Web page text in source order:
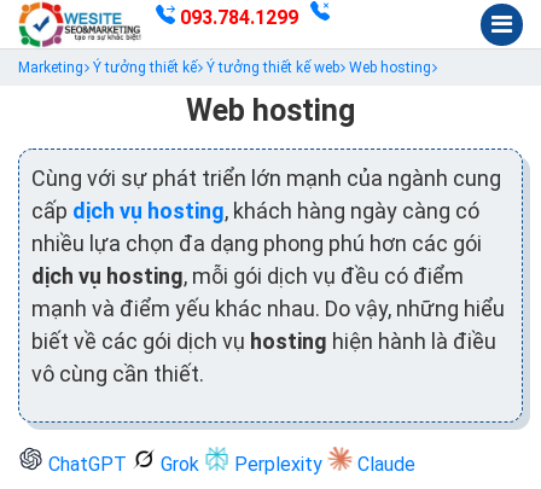
093.784.1299
Marketing Ý tưởng thiết kế Ý tưởng thiết kế web Web hosting
Web hosting
Cùng với sự phát triển lớn mạnh của ngành cung
cấp dịch vụ hosting, khách hàng ngày càng có
nhiều lựa chọn đa dạng phong phú hơn các gói
dịch vụ hosting, mỗi gói dịch vụ đều có điểm
mạnh và điểm yếu khác nhau. Do vậy, những hiểu
biết về các gói dịch vụ hosting hiện hành là điều
vô cùng cần thiết.
ChatGPT Grok Perplexity Claude